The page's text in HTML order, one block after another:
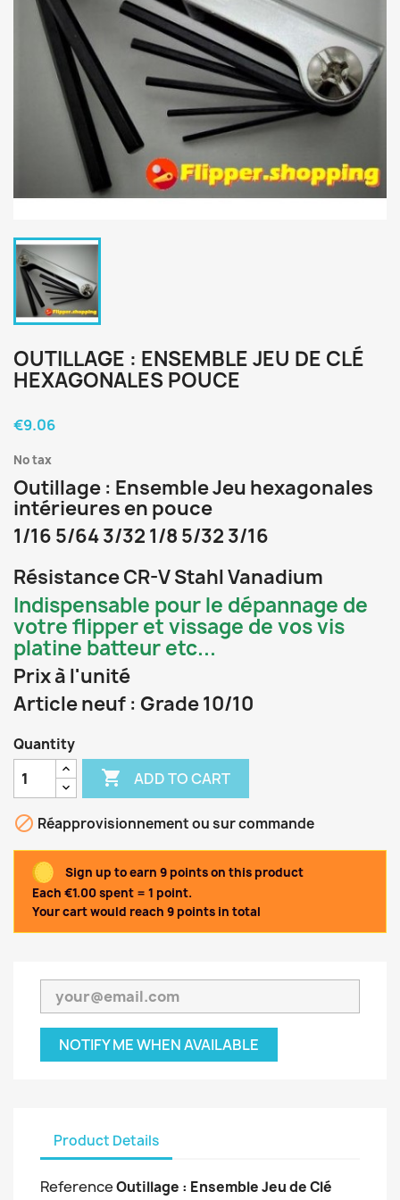
OUTILLAGE : ENSEMBLE JEU DE CLÉ
HEXAGONALES POUCE
€9.06
No tax
Outillage : Ensemble Jeu hexagonales
intérieures en pouce
1/16 5/64 3/32 1/8 5/32 3/16
Résistance CR-V Stahl Vanadium
Indispensable pour le dépannage de
votre flipper et vissage de vos vis
platine batteur etc...
Prix à l'unité
Article neuf : Grade 10/10
Quantity
 ADD TO CART
 Réapprovisionnement ou sur commande
Sign up to earn 9 points on this product
Each €1.00 spent = 1 point.
Your cart would reach 9 points in total
NOTIFY ME WHEN AVAILABLE
Product Details
ReferenceOutillage : Ensemble Jeu de Clé